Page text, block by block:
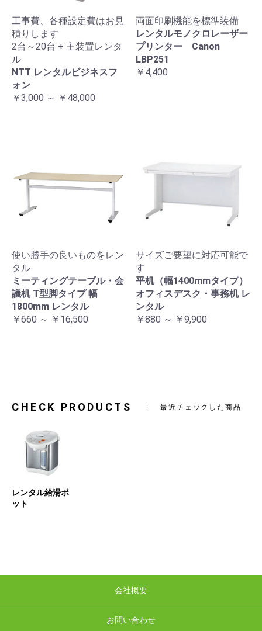
工事費、各種設定費はお見
積りします
2台～20台 + 主装置レンタ
ル
NTT レンタルビジネスフ
ォン
￥3,000 ～ ￥48,000
両面印刷機能を標準装備
レンタルモノクロレーザー
プリンター Canon
LBP251
￥4,400
使い勝手の良いものをレン
タル
ミーティングテーブル・会
議机 T型脚タイプ 幅
1800mm レンタル
￥660 ～ ￥16,500
サイズご要望に対応可能で
す
平机（幅1400mmタイプ）
オフィスデスク・事務机 レ
ンタル
￥880 ～ ￥9,900
CHECK PRODUCTS 最近チェックした商品
レンタル給湯ポ
ット
会社概要
お問い合わせ